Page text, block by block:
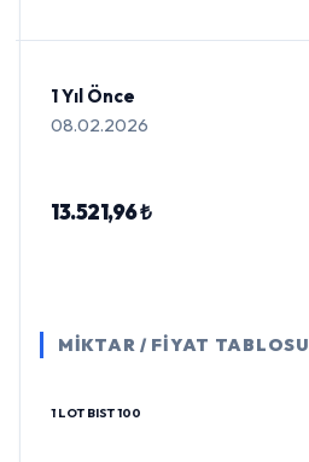
1 Yıl Önce
08.02.2026
13.521,96 ₺
MİKTAR / FİYAT TABLOSU
1 LOT BIST 100